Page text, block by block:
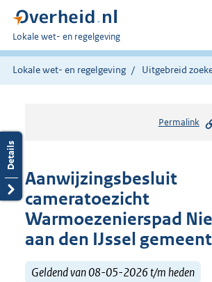
U
bent
hier:
Lokale wet- en regelgeving
Lokale wet- en regelgeving Uitgebreid
Permalink
Aanwijzingsbesluit
cameratoezicht
Warmoezenierspad
aan den IJssel
Geldend van 08-05-2026 t/m heden